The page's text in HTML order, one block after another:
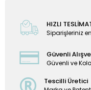
HIZLI
Siparişleriniz
Güvenli
Güvenli ve
Tescilli Üretici